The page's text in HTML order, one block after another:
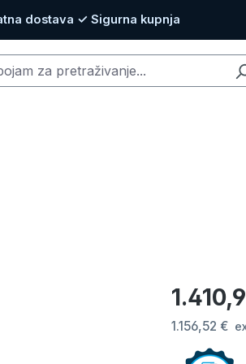
dostava ✓ Sigurna kupnja
Redovna
1.156,52 €